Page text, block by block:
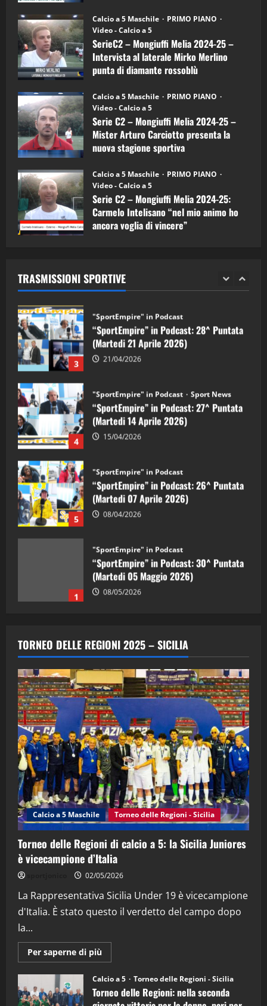
6)
–
Intervista
a
mister
Arturo
Carciotto
(Mongiuffi
Calcio a 5 Maschile
PRIMO PIANO
Video - Calcio a 5
SerieC2 – Mongiuffi Melia 2024-25 –
Intervista al laterale Mirko Merlino
punta di diamante rossoblù
Calcio a 5 Maschile
PRIMO PIANO
Video - Calcio a 5
Serie C2 – Mongiuffi Melia 2024-25 –
Mister Arturo Carciotto presenta la
nuova stagione sportiva
Calcio a 5 Maschile
PRIMO PIANO
Video - Calcio a 5
Serie C2 – Mongiuffi Melia 2024-25:
Carmelo Intelisano “nel mio animo ho
ancora voglia di vincere”
TRASMISSIONI SPORTIVE
4
“SportEmpire” in Podcast: 27^ Puntata
(Martedi 14 Aprile 2026)
15/04/2026
5
“SportEmpire” in Podcast: 26^ Puntata
(Martedi 07 Aprile 2026)
08/04/2026
1
“SportEmpire” in Podcast: 30^ Puntata
(Martedi 05 Maggio 2026)
08/05/2026
2 28/04/2026
3
"SportEmpire" in Podcast
“SportEmpire” in Podcast: 28^ Puntata
(Martedi 21 Aprile 2026)
21/04/2026
4
"SportEmpire" in Podcast Sport News
“SportEmpire” in Podcast: 27^ Puntata
(Martedi 14 Aprile 2026)
15/04/2026
5
"SportEmpire" in Podcast
“SportEmpire” in Podcast: 26^ Puntata
(Martedi 07 Aprile 2026)
08/04/2026
1
"SportEmpire" in Podcast
“SportEmpire” in Podcast: 30^ Puntata
(Martedi 05 Maggio 2026)
08/05/2026
2
“SportEmpire” in Podcast: 29^ Puntata
(Martedi 28 Aprile 2026)
28/04/2026
3
"SportEmpire" in Podcast
“SportEmpire” in Podcast: 28^ Puntata
(Martedi 21 Aprile 2026)
21/04/2026
4
"SportEmpire" in Podcast Sport News
“SportEmpire” in Podcast: 27^ Puntata
(Martedi 14 Aprile 2026)
15/04/2026
"SportEmpire" in Podcast
“SportEmpire” in Podcast: 26^ Puntata
08/04/2026
TORNEO DELLE REGIONI 2025 – SICILIA
Calcio a 5 Maschile Torneo delle Regioni - Sicilia
Torneo delle Regioni di calcio a 5: la Sicilia Juniores
è vicecampione d’Italia
02/05/2026
La Rappresentativa Sicilia Under 19 è vicecampione
d'Italia. È stato questo il verdetto del campo dopo
la...
Per saperne di più
informazioni
Torneo
delle
Regioni
di
Calcio a 5 Torneo delle Regioni - Sicilia
Torneo delle Regioni: nella seconda